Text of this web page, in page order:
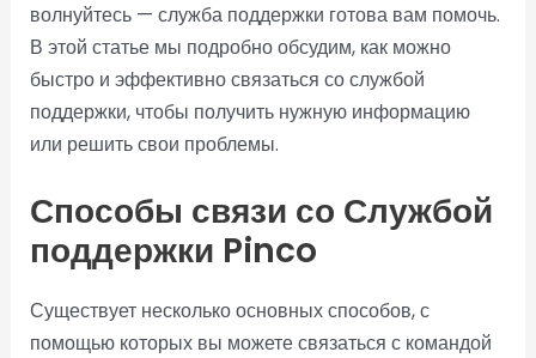
волнуйтесь — служба поддержки готова вам помочь.
В этой статье мы подробно обсудим, как можно
быстро и эффективно связаться со службой
поддержки, чтобы получить нужную информацию
или решить свои проблемы.
Способы связи со Службой
поддержки Pinco
Существует несколько основных способов, с
помощью которых вы можете связаться с командой